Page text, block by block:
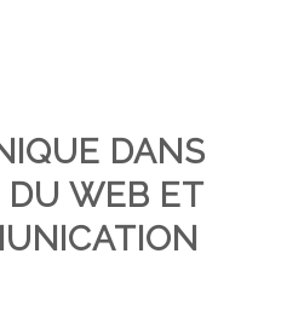
DANS
DU WEB ET